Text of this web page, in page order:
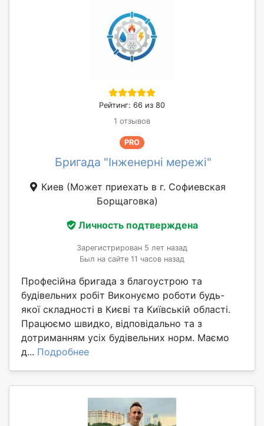
Рейтинг: 66 из 80
1 отзывов
PRO
Бригада "Інженерні мережі"
Киев (Может приехать в г. Софиевская
Борщаговка)
Личность подтверждена
Зарегистрирован 5 лет назад
Был на сайте 11 часов назад
Професійна бригада з благоустрою та
будівельних робіт Виконуємо роботи будь-
якої складності в Києві та Київській області.
Працюємо швидко, відповідально та з
дотриманням усіх будівельних норм. Маємо
д... Подробнее